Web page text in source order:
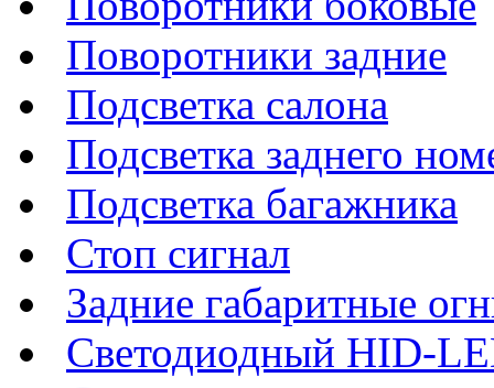
Поворотники задние
Подсветка салона
Подсветка заднего
Подсветка багажника
Стоп сигнал
Задние габаритные
Светодиодный HID-